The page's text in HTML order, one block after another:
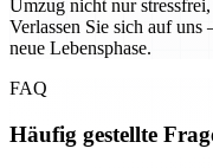
Umzug nicht nur
Verlassen Sie sich auf
neue Lebensphase.
FAQ
Häufig gestellte